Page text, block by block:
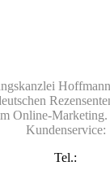
Online-Marketing.
Kundenservice:
Tel.: